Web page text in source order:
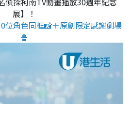
展】！
位角色同框📸＋原創限定感謝劇場
🍿